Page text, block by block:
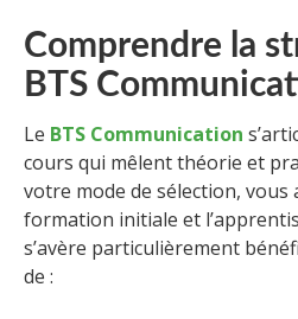
Comprendre la
BTS
Le BTS Communication
cours qui mêlent théorie et
votre mode de sélection, vous
formation initiale et
s’avère particulièrement
de :